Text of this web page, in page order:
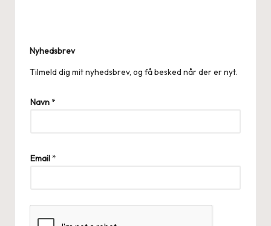
Nyhedsbrev
Tilmeld dig mit nyhedsbrev, og få besked når der er nyt.
Navn*
a
E
Email*